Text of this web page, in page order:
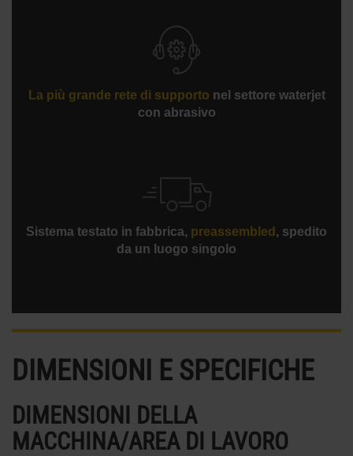
La più grande rete di supporto nel settore waterjet
con abrasivo
Sistema testato in fabbrica, preassembled , spedito
da un luogo singolo
DIMENSIONI E SPECIFICHE
DIMENSIONI DELLA
MACCHINA/AREA DI LAVORO